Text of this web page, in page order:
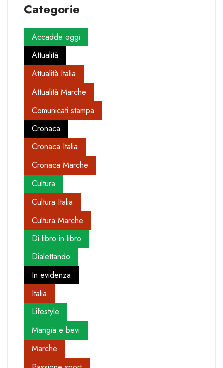
Categorie
Accadde oggi
Attualità
Attualità Italia
Attualità Marche
Comunicati stampa
Cronaca
Cronaca Italia
Cronaca Marche
Cultura
Cultura Italia
Cultura Marche
Di libro in libro
Dialettando
In evidenza
Italia
Lifestyle
Mangia e bevi
Marche